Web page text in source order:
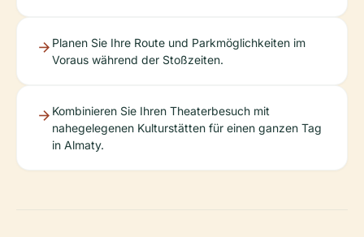
Planen Sie Ihre Route und Parkmöglichkeiten im
Voraus während der Stoßzeiten.
Kombinieren Sie Ihren Theaterbesuch mit
nahegelegenen Kulturstätten für einen ganzen Tag
in Almaty.